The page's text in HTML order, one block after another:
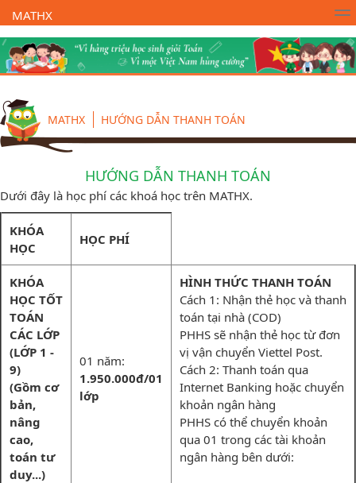
MATHX
Trường Toán Online MATHX Học toán - Lớp 1
MATHX HƯỚNG DẪN THANH TOÁN
HƯỚNG DẪN THANH TOÁN
Dưới đây là học phí các khoá học trên MATHX.
KHÓA
HỌC
HỌC PHÍ
KHÓA
HỌC TỐT
TOÁN
CÁC LỚP
(LỚP 1 -
9)
(Gồm cơ
bản,
nâng
cao,
toán tư
duy...)
01 năm:
1.950.000đ/01
lớp
HÌNH THỨC THANH TOÁN
Cách 1: Nhận thẻ học và thanh
toán tại nhà (COD)
PHHS sẽ nhận thẻ học từ đơn
vị vận chuyển Viettel Post.
Cách 2: Thanh toán qua
Internet Banking hoặc chuyển
khoản ngân hàng
PHHS có thể chuyển khoản
qua 01 trong các tài khoản
ngân hàng bên dưới: